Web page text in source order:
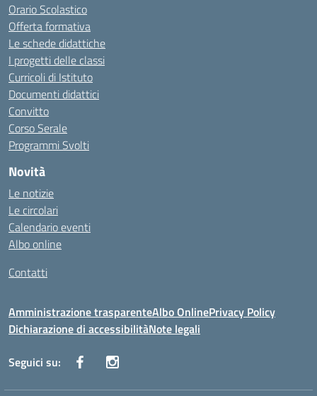
Orario Scolastico
Offerta formativa
Le schede didattiche
I progetti delle classi
Curricoli di Istituto
Documenti didattici
Convitto
Corso Serale
Programmi Svolti
Novità
Le notizie
Le circolari
Calendario eventi
Albo online
Contatti
Amministrazione trasparenteAlbo OnlinePrivacy Policy
Dichiarazione di accessibilitàNote legali
Seguici su: